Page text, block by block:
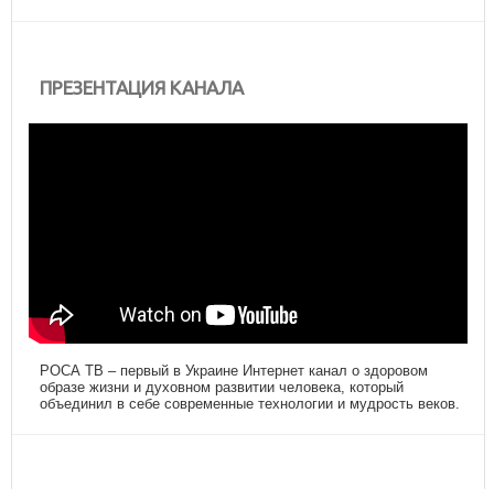
ПРЕЗЕНТАЦИЯ КАНАЛА
РОСА ТВ – первый в Украине Интернет канал о здоровом
образе жизни и духовном развитии человека, который
объединил в себе современные технологии и мудрость веков.